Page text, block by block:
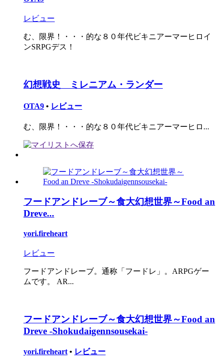
レビュー
む、限界！・・・的な８０年代ビキニアーマーヒロイ
ンSRPGデス！
幻想戦史 ミレニアム・ランダー
OTA9 • レビュー
む、限界！・・・的な８０年代ビキニアーマーヒロ...
フードアンドレーブ～食大幻想世界～Food an
Dreve...
yori.fireheart
レビュー
フードアンドレーブ。通称「フードレ」。ARPGゲー
ムです。 AR...
フードアンドレーブ～食大幻想世界～Food an
Dreve -Shokudaigennsousekai-
yori.fireheart • レビュー